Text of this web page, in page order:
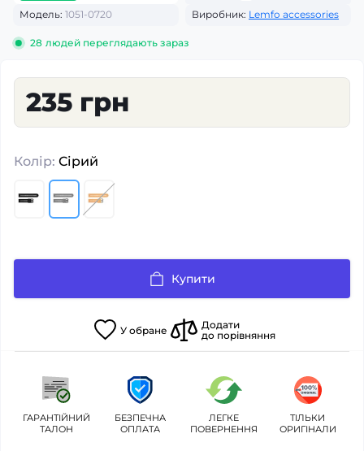
Модель: 1051-0720 Виробник: Lemfo accessories
28 людей переглядають зараз
235 грн
Колір: Сірий
Купити
У обране
Додати
до порівняння
ГАРАНТІЙНИЙ
ТАЛОН
БЕЗПЕЧНА
ОПЛАТА
ЛЕГКЕ
ПОВЕРНЕННЯ
ТІЛЬКИ
ОРИГІНАЛИ